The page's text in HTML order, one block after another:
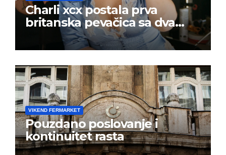
Charli xcx postala prva
britanska pevačica sa dva
albuma na prvom mestu u
istoj kalendarskoj godini
VIKEND FERMARKET
Pouzdano poslovanje i
kontinuitet rasta